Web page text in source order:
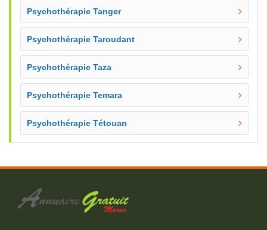
Psychothérapie Tanger
Psychothérapie Taroudant
Psychothérapie Taza
Psychothérapie Temara
Psychothérapie Tétouan